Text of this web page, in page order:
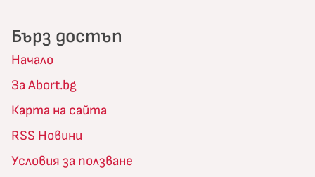
Бърз достъп
Начало
За Abort.bg
Карта на сайта
RSS Новини
Условия за ползване